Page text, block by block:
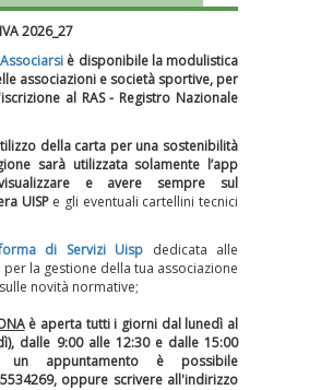
Uisp rallenta ma
anche in estate
Pesce nel Cda di
Terzjus: prima riunione
2026_27
Associarsi è disponibile la modulistica
associazioni e società sportive, per
al RAS - Registro Nazionale
della carta per una sostenibilità
sarà utilizzata solamente l’app
e avere sempre sul
UISPe gli eventuali cartellini tecnici
di Servizi Uisp dedicata alle
la gestione della tua associazione
novità normative;
è aperta tutti i giorni dal lunedì al
dalle 9:00 alle 12:30 e dalle 15:00
un appuntamento è possibile
oppure scrivere all'indirizzo